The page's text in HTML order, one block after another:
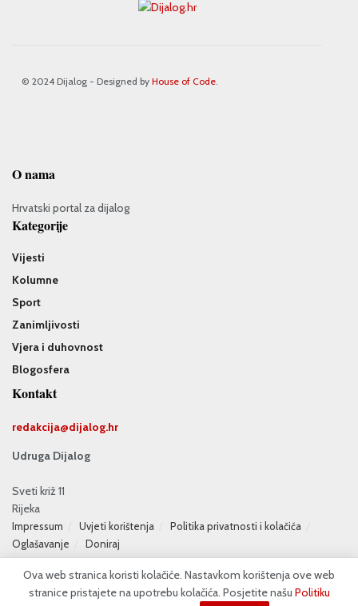
© 2024 Dijalog - Designed by House of Code
O nama
Hrvatski portal za dijalog
Kategorije
Vijesti
Kolumne
Sport
Zanimljivosti
Vjera i duhovnost
Blogosfera
Kontakt
redakcija@dijalog.hr
Udruga Dijalog
Sveti križ 11
Rijeka
Impressum Uvjeti korištenja
Politika privatnosti i kolačića
Oglašavanje
Doniraj
Ova web stranica koristi kolačiće. Nastavkom korištenja ove web
stranice pristajete na upotrebu kolačića. Posjetite našu Politiku